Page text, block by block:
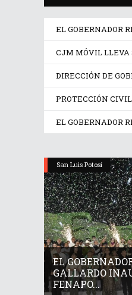
EL GOBERNADOR
CJM MÓVIL LLEVA
DIRECCIÓN DE
PROTECCIÓN
EL GOBERNADOR
San Luis Potosí
EL
GALLARDO
FENAPO...